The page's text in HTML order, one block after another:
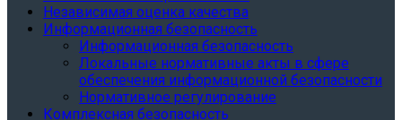
Независимая оценка качества
Информационная безопасность
Информационная безопасность
Локальные нормативные акты в сфере
обеспечения информационной безопасности
Нормативное регулирование
Комплексная безопасность